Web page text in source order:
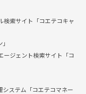
検索サイト「コエテコキャ
ージェント検索サイト「コ
ステム「コエテコマネー